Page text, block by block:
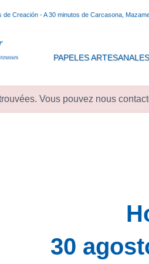
Creación - A 30 minutos de Carcasona,
PAPELES ARTESANALES
Vous pouvez nous
30